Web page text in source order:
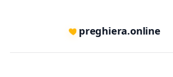
preghiera.online